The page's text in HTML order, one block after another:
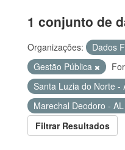
1 conjunto de
Organizações: Dados
Gestão Pública
Santa Luzia do Norte -
Marechal Deodoro - AL
Filtrar Resultados